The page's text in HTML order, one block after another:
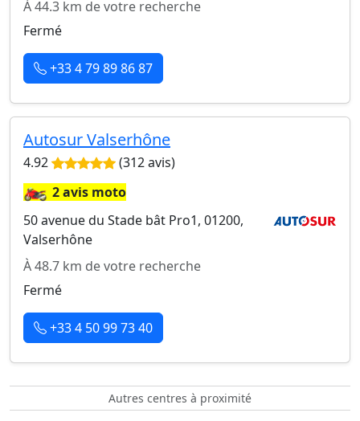
À 44.3 km de votre recherche
Fermé
+33 4 79 89 86 87
Autosur Valserhône
4.92 (312 avis)
🏍️2 avis moto
50 avenue du Stade bât Pro1, 01200,
Valserhône
À 48.7 km de votre recherche
Fermé
+33 4 50 99 73 40
Autres centres à proximité